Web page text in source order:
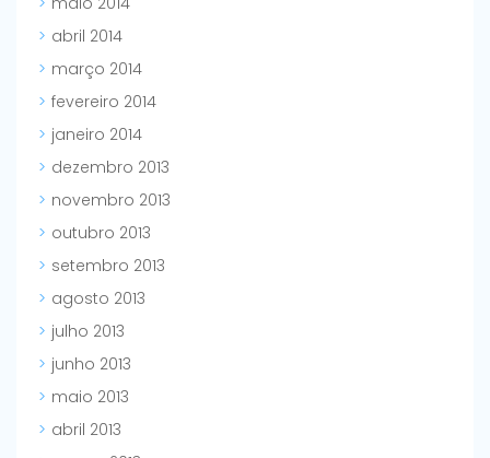
abril 2014
março 2014
fevereiro 2014
janeiro 2014
dezembro 2013
novembro 2013
outubro 2013
setembro 2013
agosto 2013
julho 2013
junho 2013
maio 2013
abril 2013